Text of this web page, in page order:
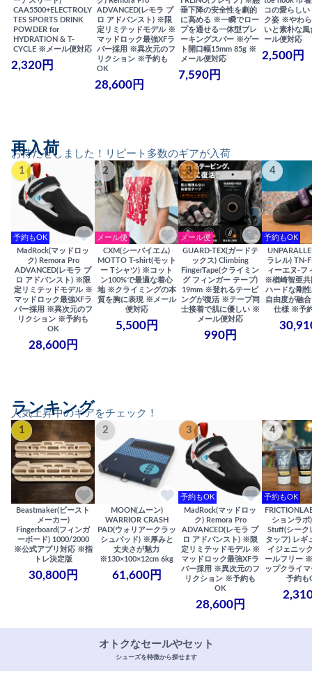
CAA5500+ELECTROLY
TES SPORTS DRINK
POWDER for
HYDRATION & T-
CYCLE ※メール便対応
2,320円
ADVANCED(レモラ プ
ロ アドバンスト) ※限
定リミテッドモデル ※
マッドロック最強XFラ
バー採用 ※異次元のフ
リクション ※予約も
OK
28,600円
垂下降の安全性を劇的
に高める ※一瞬でロー
プを通せる一体型ブレ
ーキングスパー ※ゲー
ト開口幅15mm 85g ※
メール便対応
7,590円
コの愛らしい
ク姿 ※やわ
いと素朴な
ール便対応
2,500円
お待たせしました！リピート多数のギアが入荷
再入荷
1
予約もOK
MadRock(マッドロッ
ク) Remora Pro
ADVANCED(レモラ プ
ロ アドバンスト) ※限
定リミテッドモデル ※
マッドロック最強XFラ
バー採用 ※異次元のフ
リクション ※予約も
OK
28,600円
2
メール便
CXM(シーバイエム)
MOTTO T-shirt(モット
ー Tシャツ) ※コット
ン100%で最適な着心
地 ※クライミングの本
質を胸に表現 ※メール
便対応
5,500円
3
メール便
GUARD-TEX(ガードテ
ックス) Climbing
FingerTape(クライミン
グ フィンガー テープ)
19mm ※登れるテーピ
ングが復活 ※テープ同
士接着で肌に優しい ※
メール便対応
990円
4
予約もOK
ラレル) TN-
ィーエヌ-フ
※楢崎智亜
ハードな剛
自由度が融
仕様 ※予
人気上昇中のギアをチェック！
ランキング
1
Beastmaker(ビースト
メーカー)
Fingerboard(フィンガ
ーボード) 1000/2000
※公式アプリ対応 ※指
トレ決定版
30,800円
2
MOON(ムーン)
WARRIOR CRASH
PAD(ウォリアークラッ
シュパッド) ※厚みと
丈夫さが魅力
※130×100×12cm 6kg
61,600円
3
予約もOK
MadRock(マッドロッ
ク) Remora Pro
ADVANCED(レモラ プ
ロ アドバンスト) ※限
定リミテッドモデル ※
マッドロック最強XFラ
バー採用 ※異次元のフ
リクション ※予約も
OK
28,600円
4
予約もOK
ションラボ
Stuff(シーク
タッフ) レギ
イジェニッ
ールフリー
ップクライ
予約も
オトクなセールやセット
シューズを特徴から探せます